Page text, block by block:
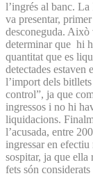
l’ingrés al banc. La
va presentar,
desconeguda. Això
determinar que hi
quantitat que es
detectades estaven
l’import dels
control”, ja que
ingressos i no hi
liquidacions.
l’acusada, entre
ingressar en
sospitar, ja que
fets són